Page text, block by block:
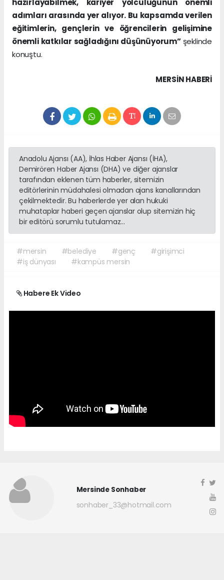
hazırlayabilmek, kariyer yolculuğunun önemli
adımları arasında yer alıyor. Bu kapsamda verilen
eğitimlerin, gençlerin ve öğrencilerin gelişimine
önemli katkılar sağladığını düşünüyorum” şeklinde
konuştu.
MERSIN HABERİ
Anadolu Ajansı (AA), İhlas Haber Ajansı (İHA),
Demirören Haber Ajansı (DHA) ve diğer ajanslar
tarafından eklenen tüm haberler, sitemizin
editörlerinin müdahalesi olmadan ajans kanallarından
çekilmektedir. Bu haberlerde yer alan hukuki
muhataplar haberi geçen ajanslar olup sitemizin hiç
bir editörü sorumlu tutulamaz...
#mersin #belediye #genç
#girişimci
#iş dünyası
#kampüs mersin
Habere Ek Video
Mersinde Sonhaber
sonhaber_33@hotmail.com